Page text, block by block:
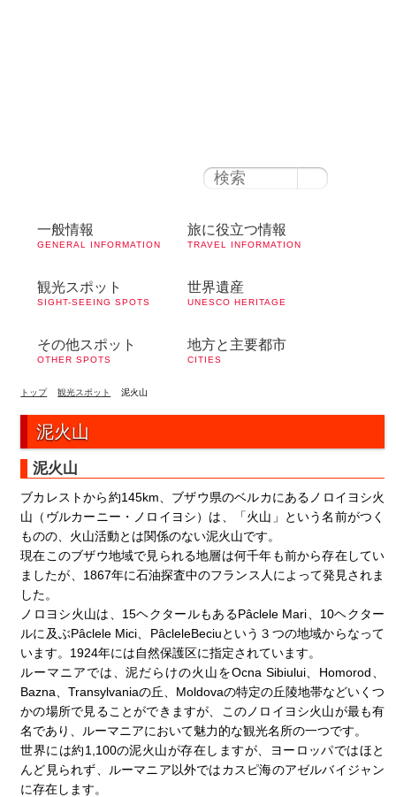
一般情報
GENERAL INFORMATION
旅に役立つ情報
TRAVEL INFORMATION
観光スポット
SIGHT-SEEING SPOTS
世界遺産
UNESCO HERITAGE
その他スポット
OTHER SPOTS
地方と主要都市
CITIES
トップ 観光スポット 泥火山
泥火山
泥火山
ブカレストから約145km、ブザウ県のベルカにあるノロイヨシ火
山（ヴルカーニー・ノロイヨシ）は、「火山」という名前がつく
ものの、火山活動とは関係のない泥火山です。
現在このブザウ地域で見られる地層は何千年も前から存在してい
ましたが、1867年に石油探査中のフランス人によって発見されま
した。
ノロヨシ火山は、15ヘクタールもあるPâclele Mari、10ヘクター
ルに及ぶPâclele Mici、PâcleleBeciuという３つの地域からなって
います。1924年には自然保護区に指定されています。
ルーマニアでは、泥だらけの火山をOcna Sibiului、Homorod、
Bazna、Transylvaniaの丘、Moldovaの特定の丘陵地帯などいくつ
かの場所で見ることができますが、このノロイヨシ火山が最も有
名であり、ルーマニアにおいて魅力的な観光名所の一つです。
世界には約1,100の泥火山が存在しますが、ヨーロッパではほと
んど見られず、ルーマニア以外ではカスピ海のアゼルバイジャン
に存在します。